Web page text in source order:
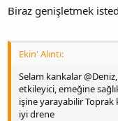
Biraz genişletmek
Ekin' Alıntı:
Selam kankalar
etkileyici, emeğine
işine yarayabilir Toprak
iyi drene